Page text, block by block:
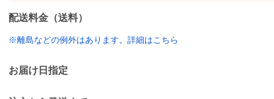
配送料金（送料）
※離島などの例外はあります。詳細はこちら
お届け日指定